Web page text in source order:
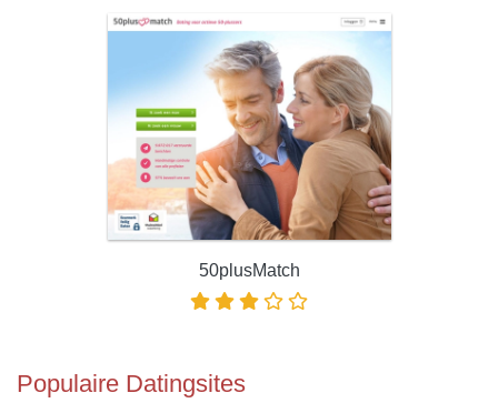
50plusMatch
Populaire Datingsites